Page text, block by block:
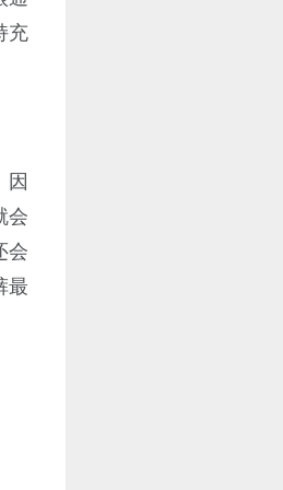
充
因
会
会
最